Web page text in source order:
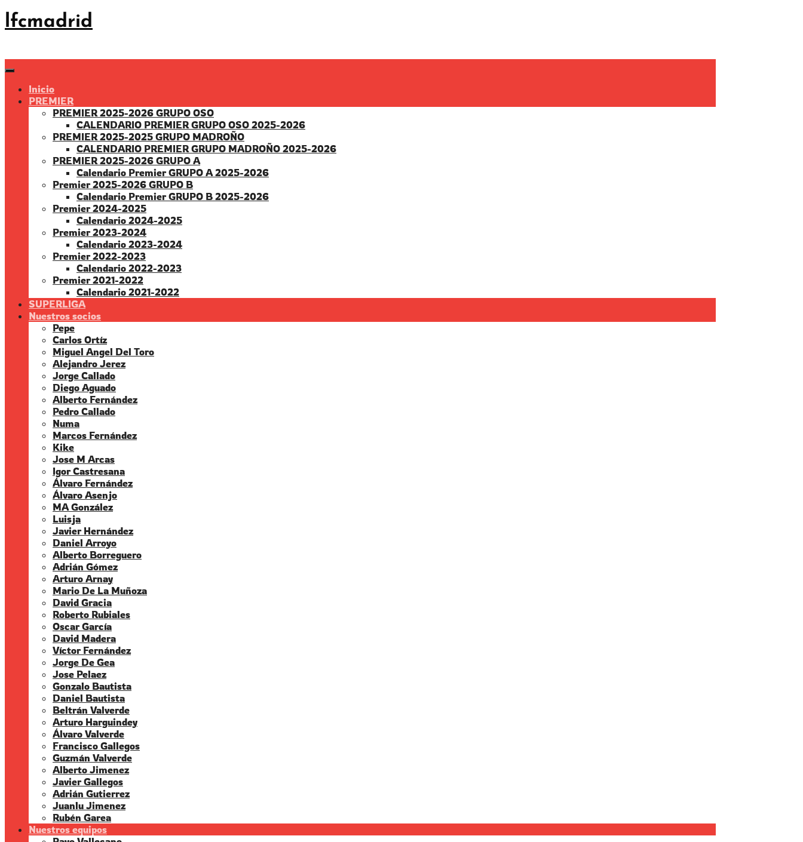
Saltar
al
lfcmadrid
Inicio
PREMIER
PREMIER 2025-2026 GRUPO OSO
CALENDARIO PREMIER GRUPO OSO 2025-2026
PREMIER 2025-2025 GRUPO MADROÑO
CALENDARIO PREMIER GRUPO MADROÑO 2025-2026
PREMIER 2025-2026 GRUPO A
Calendario Premier GRUPO A 2025-2026
Premier 2025-2026 GRUPO B
Calendario Premier GRUPO B 2025-2026
Premier 2024-2025
Calendario 2024-2025
Premier 2023-2024
Calendario 2023-2024
Premier 2022-2023
Calendario 2022-2023
Premier 2021-2022
Calendario 2021-2022
SUPERLIGA
Nuestros socios
Pepe
Carlos Ortíz
Miguel Angel Del Toro
Alejandro Jerez
Jorge Callado
Diego Aguado
Alberto Fernández
Pedro Callado
Numa
Marcos Fernández
Kike
Jose M Arcas
Igor Castresana
Álvaro Fernández
Álvaro Asenjo
MA González
Luisja
Javier Hernández
Daniel Arroyo
Alberto Borreguero
Adrián Gómez
Arturo Arnay
Mario De La Muñoza
David Gracia
Roberto Rubiales
Oscar García
David Madera
Víctor Fernández
Jorge De Gea
Jose Pelaez
Gonzalo Bautista
Daniel Bautista
Beltrán Valverde
Arturo Harguindey
Álvaro Valverde
Francisco Gallegos
Guzmán Valverde
Alberto Jimenez
Javier Gallegos
Adrián Gutierrez
Juanlu Jimenez
Rubén Garea
Nuestros equipos